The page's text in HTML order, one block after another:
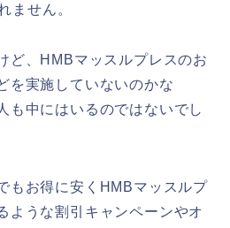
ません。
ど、HMBマッスルプレスのお
を実施していないのかな
も中にはいるのではないでし
もお得に安くHMBマッスルプ
ような割引キャンペーンやオ